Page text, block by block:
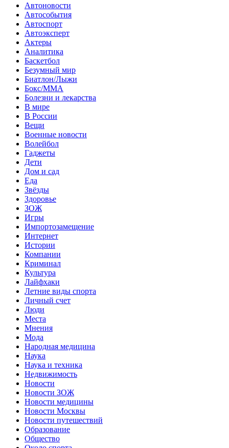
Автоновости
Автособытия
Автоспорт
Автоэксперт
Актеры
Аналитика
Баскетбол
Безумный мир
Биатлон/Лыжи
Бокс/MMA
Болезни и лекарства
В мире
В России
Вещи
Военные новости
Волейбол
Гаджеты
Дети
Дом и сад
Еда
Звёзды
Здоровье
ЗОЖ
Игры
Импортозамещение
Интернет
Истории
Компании
Криминал
Культура
Лайфхаки
Летние виды спорта
Личный счет
Люди
Места
Мнения
Мода
Народная медицина
Наука
Наука и техника
Недвижимость
Новости
Новости ЗОЖ
Новости медицины
Новости Москвы
Новости путешествий
Образование
Общество